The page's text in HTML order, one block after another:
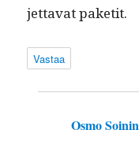
jet­ta­vat paketit.
Vastaa
Osmo